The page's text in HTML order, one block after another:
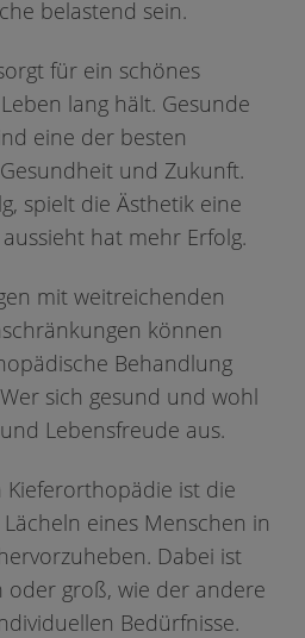
belastend sein.
für ein schönes
lang hält. Gesunde
eine der besten
und Zukunft.
spielt die Ästhetik eine
hat mehr Erfolg.
mit weitreichenden
können
Behandlung
sich gesund und wohl
Lebensfreude aus.
Kieferorthopädie ist die
eines Menschen in
Dabei ist
oder groß, wie der andere
Bedürfnisse.